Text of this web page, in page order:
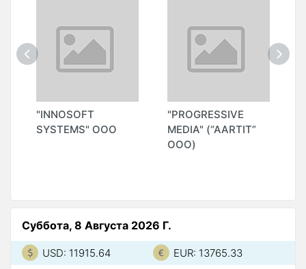
"INNOSOFT
SYSTEMS" ООО
"PROGRESSIVE
MEDIA" (“AARTIT”
ООО)
Суббота, 8 Августа 2026 Г.
USD: 11915.64 EUR: 13765.33